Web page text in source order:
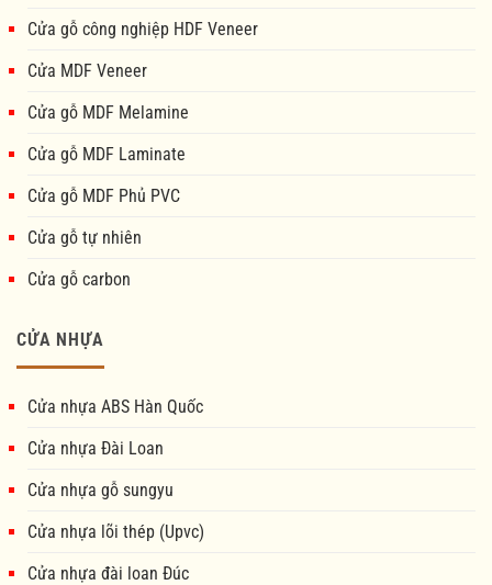
Cửa gỗ công nghiệp HDF Veneer
Cửa MDF Veneer
Cửa gỗ MDF Melamine
Cửa gỗ MDF Laminate
Cửa gỗ MDF Phủ PVC
Cửa gỗ tự nhiên
Cửa gỗ carbon
CỬA NHỰA
Cửa nhựa ABS Hàn Quốc
Cửa nhựa Đài Loan
Cửa nhựa gỗ sungyu
Cửa nhựa lõi thép (Upvc)
Cửa nhựa đài loan Đúc